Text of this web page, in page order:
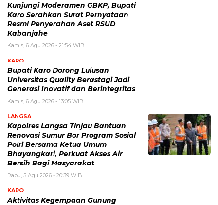
Kunjungi Moderamen GBKP, Bupati
Karo Serahkan Surat Pernyataan
Resmi Penyerahan Aset RSUD
Kabanjahe
Kamis, 6 Agu 2026 - 21:54 WIB
KARO
Bupati Karo Dorong Lulusan
Universitas Quality Berastagi Jadi
Generasi Inovatif dan Berintegritas
Kamis, 6 Agu 2026 - 13:05 WIB
LANGSA
Kapolres Langsa Tinjau Bantuan
Renovasi Sumur Bor Program Sosial
Polri Bersama Ketua Umum
Bhayangkari, Perkuat Akses Air
Bersih Bagi Masyarakat
Rabu, 5 Agu 2026 - 20:39 WIB
KARO
Aktivitas Kegempaan Gunung